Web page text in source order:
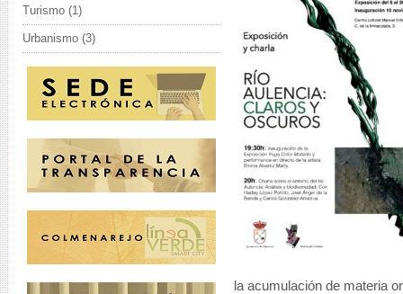
la acumulación de materia
Turismo (1)
Urbanismo (3)